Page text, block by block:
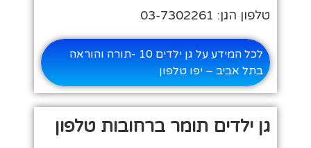
טלפון הגן: 03-7302261
לכל המידע על גן ילדים 10 -תורה והוראה
בתל אביב – יפו טלפון
גן ילדים תומר ברחובות טלפון